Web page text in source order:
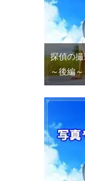
探偵の
～後編